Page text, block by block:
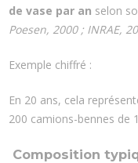
de vase par an selon
Poesen, 2000 ; INRAE,
Exemple chiffré :
En 20 ans, cela
200 camions-bennes de
Composition